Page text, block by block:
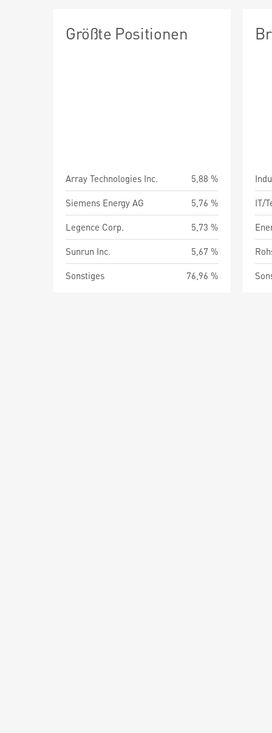
Größte Positionen
Array Technologies Inc.
5,88 %
Siemens Energy AG
5,76 %
Legence Corp.
5,73 %
Sunrun Inc.
5,67 %
Sonstiges
76,96 %
IT/